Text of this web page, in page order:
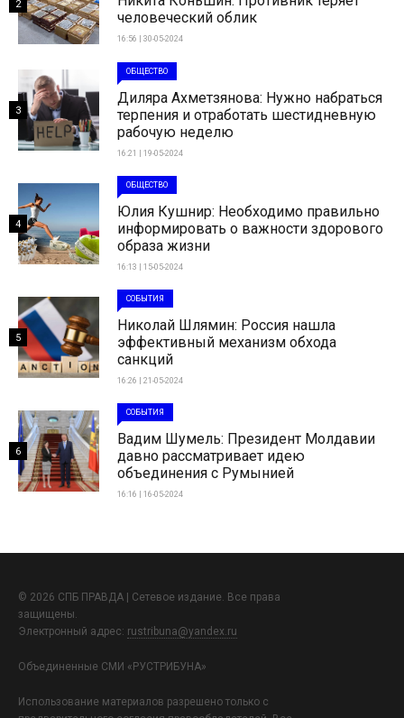
человеческий облик
16:56 | 30-05-2024
2
ОБЩЕСТВО
Диляра Ахметзянова: Нужно набраться
терпения и отработать шестидневную
рабочую неделю
16:21 | 19-05-2024
3
ОБЩЕСТВО
Юлия Кушнир: Необходимо правильно
информировать о важности здорового
образа жизни
16:13 | 15-05-2024
4
СОБЫТИЯ
Николай Шлямин: Россия нашла
эффективный механизм обхода
санкций
16:26 | 21-05-2024
5
СОБЫТИЯ
Вадим Шумель: Президент Молдавии
давно рассматривает идею
объединения с Румынией
16:16 | 16-05-2024
6
© 2026 СПБ ПРАВДА | Сетевое издание. Все права
защищены.
Электронный адрес: rustribuna@yandex.ru
Объединенные СМИ «РУСТРИБУНА»
Использование материалов разрешено только с